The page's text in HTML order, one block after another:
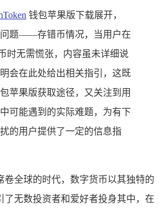
钱包苹果版下载展开，
问题——存错币情况，当用户在
时无需慌张，内容虽未详细说
会在此处给出相关指引，这既
苹果版获取途径，又关注到用
可能遇到的实际难题，为有下
的用户提供了一定的信息指
卷全球的时代，数字货币以其独特的
了无数投资者和爱好者投身其中，在